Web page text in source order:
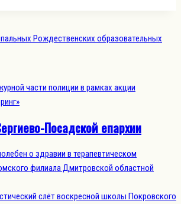
Рождественских образовательных
части полиции в рамках акции
Посадской епархии
о здравии в терапевтическом
филиала Дмитровской областной
слёт воскресной школы Покровского